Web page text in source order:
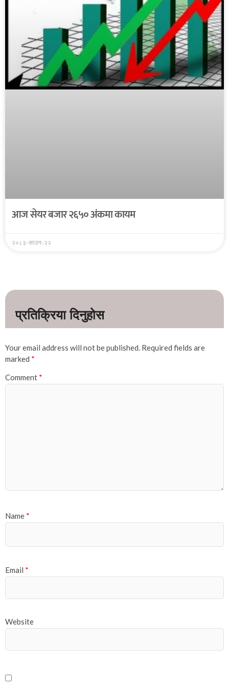
आज सेयर बजार २६५० अंकमा कायम
२०८३-साउन-२२
Your email address will not be published. Required fields are
marked *
Comment *
Name *
Email *
Website